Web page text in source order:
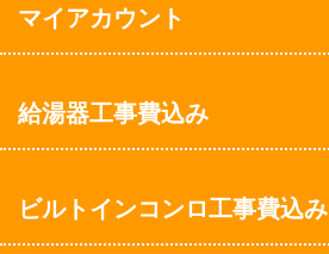
マイアカウント
給湯器工事費込み
ビルトインコンロ工事費込み